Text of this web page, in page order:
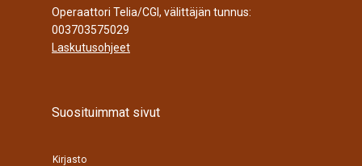
Operaattori Telia/CGI, välittäjän tunnus:
003703575029
Laskutusohjeet
Suosituimmat sivut
Kirjasto